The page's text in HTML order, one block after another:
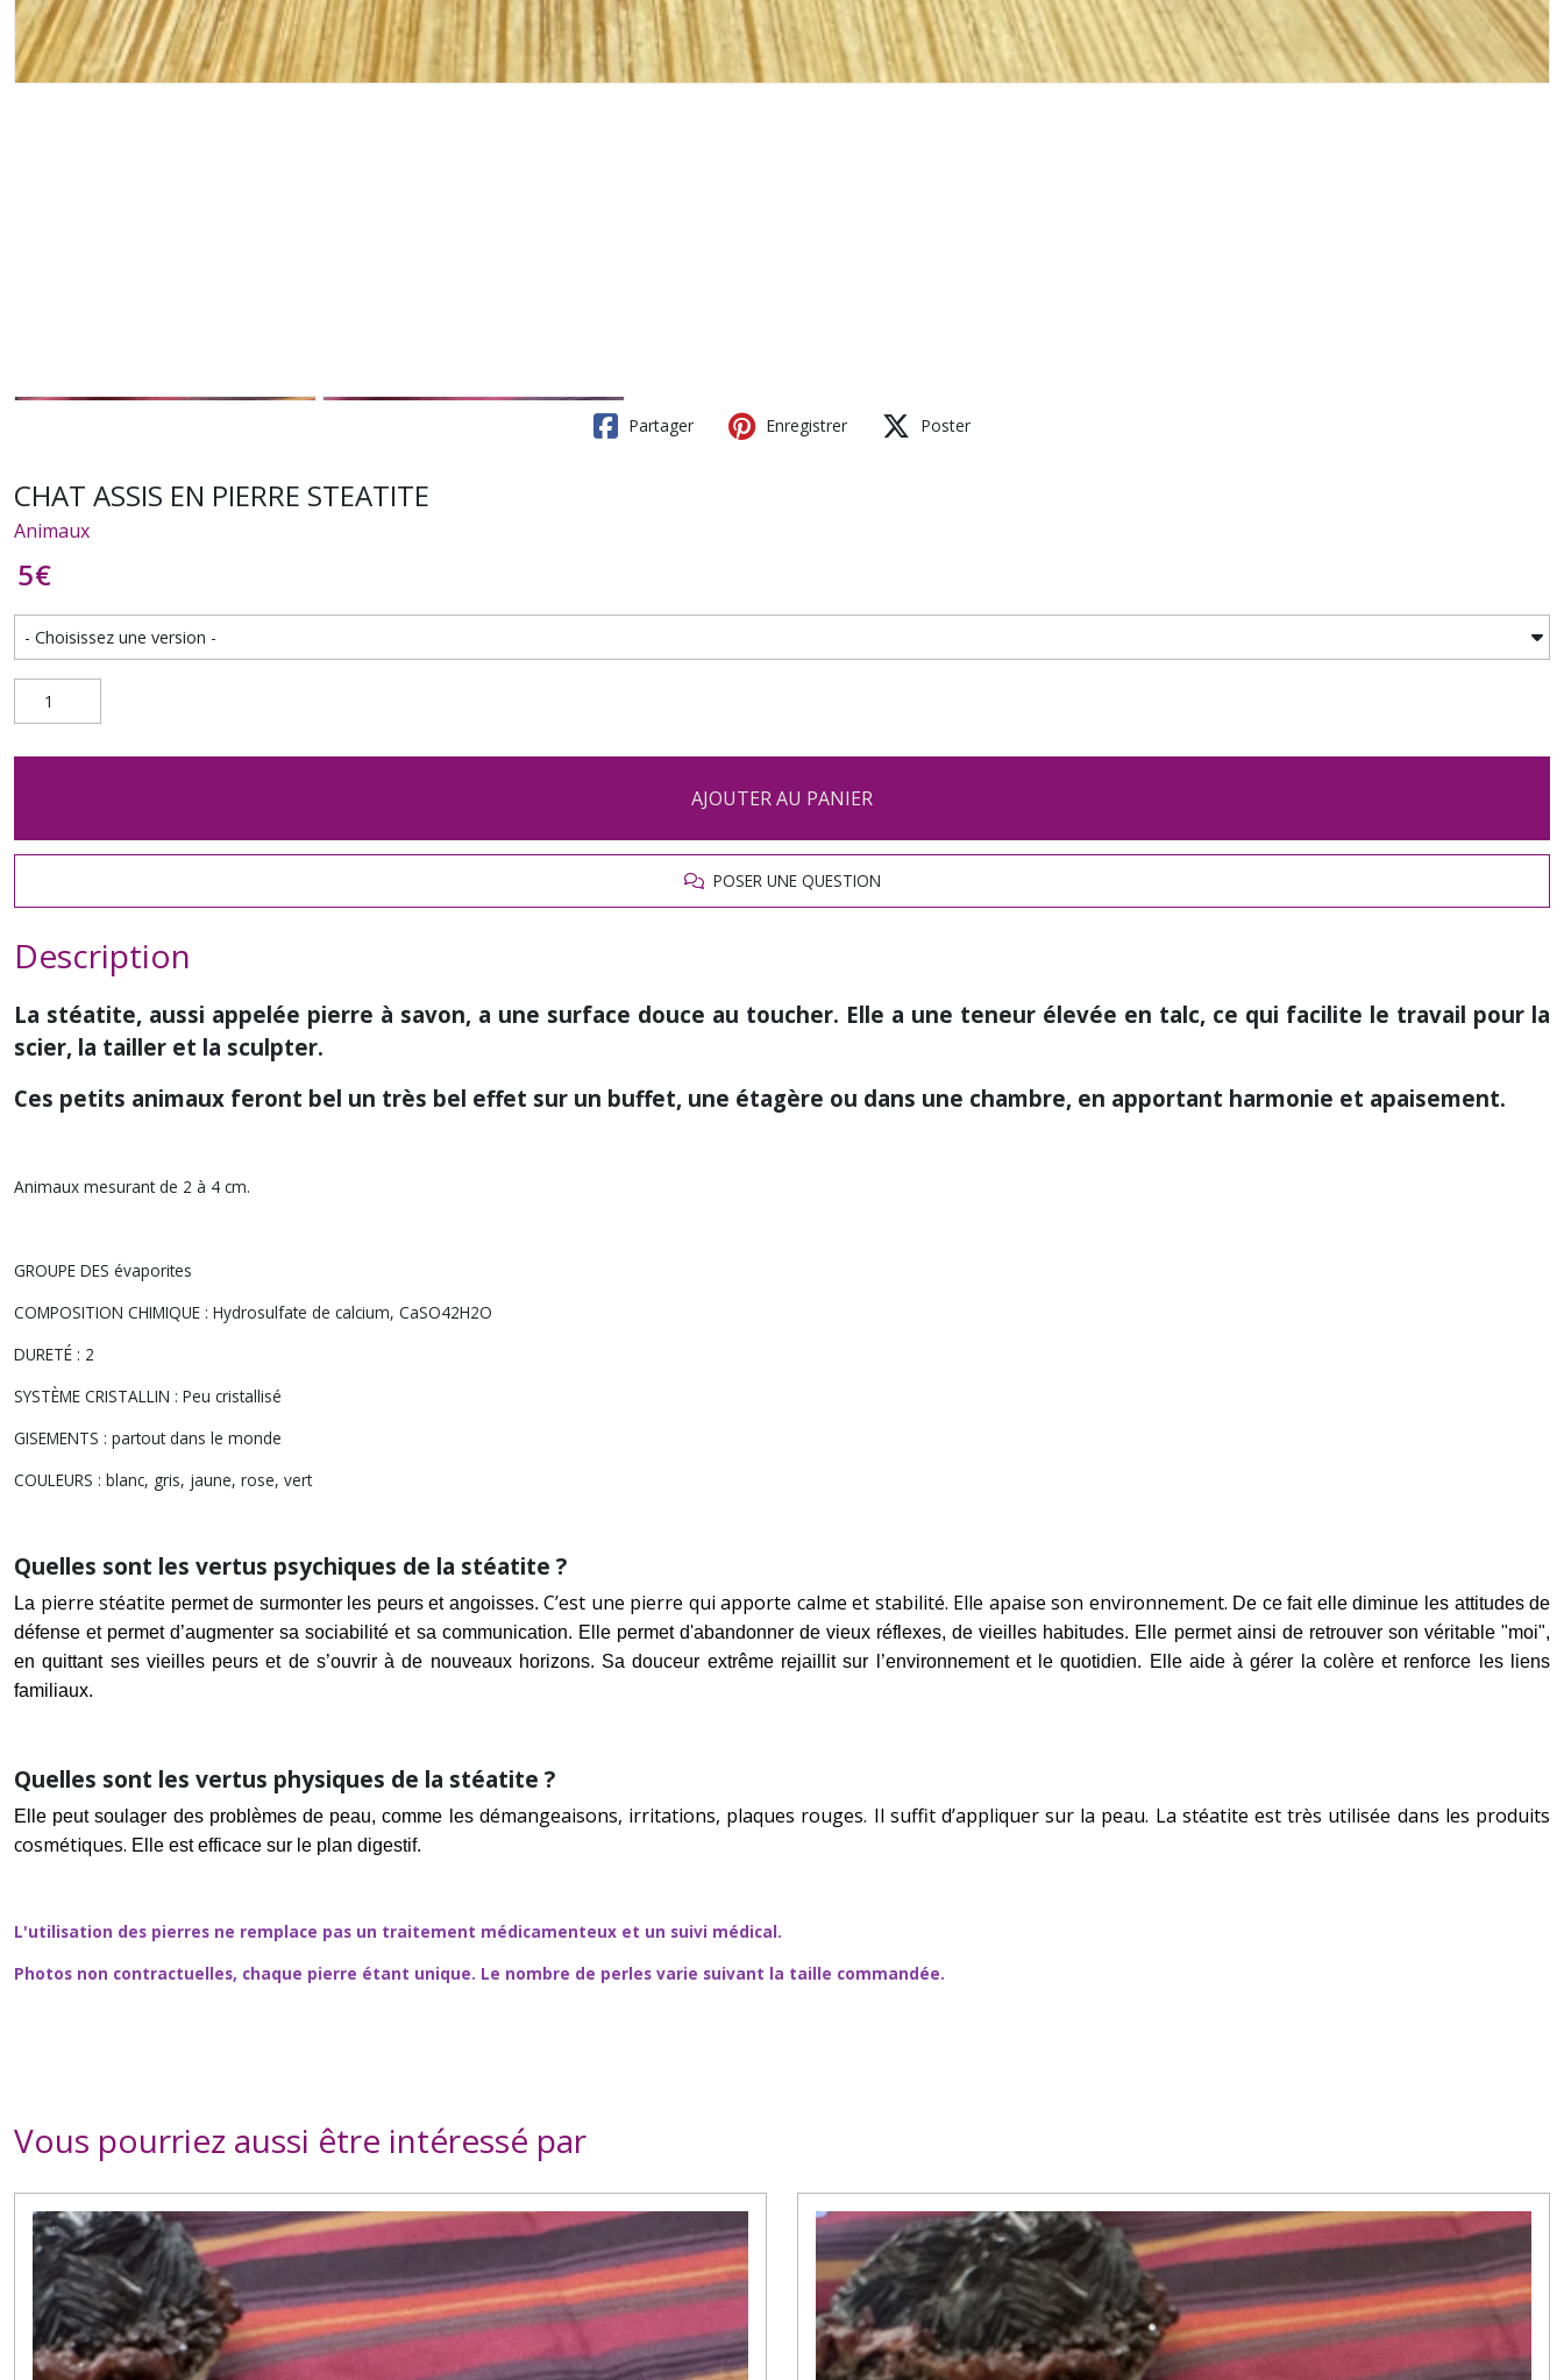
Partager Enregistrer Poster
CHAT ASSIS EN PIERRE STEATITE
Animaux
5€
AJOUTER AU PANIER
POSER UNE QUESTION
Description
La stéatite, aussi appelée pierre à savon, a une surface douce au toucher. Elle a une teneur élevée en talc, ce qui facilite le travail pour la
scier, la tailler et la sculpter.
Ces petits animaux feront bel un très bel effet sur un buffet, une étagère ou dans une chambre, en apportant harmonie et apaisement.
Animaux mesurant de 2 à 4 cm.
GROUPE DES évaporites
COMPOSITION CHIMIQUE : Hydrosulfate de calcium, CaSO42H2O
DURETÉ : 2
SYSTÈME CRISTALLIN : Peu cristallisé
GISEMENTS : partout dans le monde
COULEURS : blanc, gris, jaune, rose, vert
Quelles sont les vertus psychiques de la stéatite ?
La pierre stéatite permet de surmonter les peurs et angoisses.C’est une pierre qui apporte calme et stabilité. Elle apaise son environnement. De ce fait elle diminue les attitudes de
défense et permet d’augmenter sa sociabilité et sa communication. Elle permet d'abandonner de vieux réflexes, de vieilles habitudes. Elle permet ainsi de retrouver son véritable "moi",
en quittant ses vieilles peurs et de s’ouvrir à de nouveaux horizons. Sa douceur extrême rejaillit sur l’environnement et le quotidien. Elle aide à gérer la colère et renforce les liens
familiaux.
Quelles sont les vertus physiques de la stéatite ?
Elle peut soulager des problèmes de peau, comme les démangeaisons, irritations, plaques rouges. Il suffit d’appliquer sur la peau. La stéatite est très utilisée dans les produits
cosmétiques. Elle est efficace sur le plan digestif.
L'utilisation des pierres ne remplace pas un traitement médicamenteux et un suivi médical.
Photos non contractuelles, chaque pierre étant unique. Le nombre de perles varie suivant la taille commandée.
Vous pourriez aussi être intéressé par